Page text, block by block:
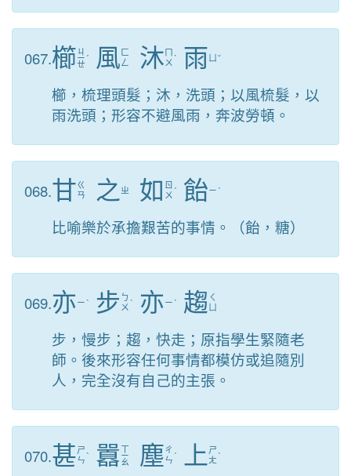
067.櫛 ㄐ
ㄧ
ㄝ
ˊ 風 ㄈ
ㄥ
沐 ㄇ
ㄨ ˋ 雨 ˇ
櫛，梳理頭髮；沐，洗頭；以風梳髮，以
雨洗頭；形容不避風雨，奔波勞頓。
068.甘ㄍ
ㄢ
之 ㄓ 如 ㄖ
ㄨ ˊ 飴ㄧ ˊ
比喻樂於承擔艱苦的事情。（飴，糖）
069.亦 ㄧˋ 步 ㄅ
ㄨ ˋ 亦 ㄧˋ 趨 ㄑ
步，慢步；趨，快走；原指學生緊隨老
師。後來形容任何事情都模仿或追隨別
人，完全沒有自己的主張。
070.甚ㄕ
ㄣˋ 囂 ㄒ
ㄧ
ㄠ 塵ㄔ
ㄣ ˊ 上 ㄕ
ㄤˋ